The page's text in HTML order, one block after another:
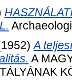
A
A